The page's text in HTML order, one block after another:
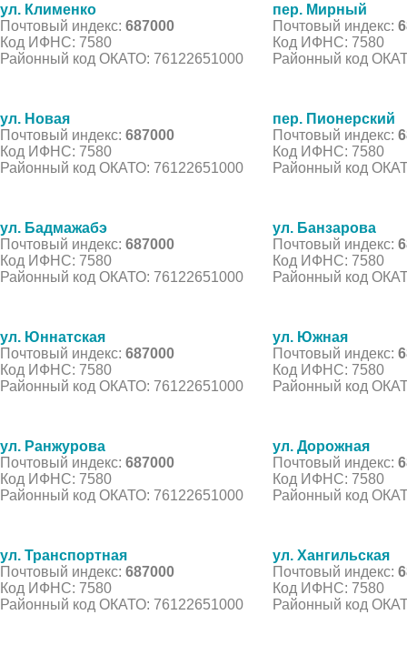
ул. Клименко
Почтовый индекс: 687000
Код ИФНС: 7580
Районный код ОКАТО: 76122651000
пер. Мирный
Почтовый индекс:
Код ИФНС: 7580
Районный код
ул. Новая
Почтовый индекс: 687000
Код ИФНС: 7580
Районный код ОКАТО: 76122651000
пер. Пионерский
Почтовый индекс:
Код ИФНС: 7580
Районный код
ул. Бадмажабэ
Почтовый индекс: 687000
Код ИФНС: 7580
Районный код ОКАТО: 76122651000
ул. Банзарова
Почтовый индекс:
Код ИФНС: 7580
Районный код
ул. Юннатская
Почтовый индекс: 687000
Код ИФНС: 7580
Районный код ОКАТО: 76122651000
ул. Южная
Почтовый индекс:
Код ИФНС: 7580
Районный код
ул. Ранжурова
Почтовый индекс: 687000
Код ИФНС: 7580
Районный код ОКАТО: 76122651000
ул. Дорожная
Почтовый индекс:
Код ИФНС: 7580
Районный код
ул. Транспортная
Почтовый индекс: 687000
Код ИФНС: 7580
Районный код ОКАТО: 76122651000
ул. Хангильская
Почтовый индекс:
Код ИФНС: 7580
Районный код